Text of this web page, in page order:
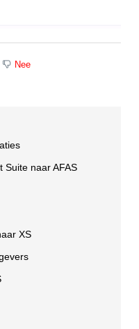
Nee
Suite naar AFAS
XS